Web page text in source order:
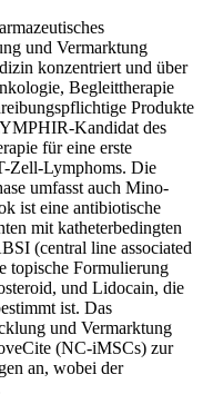
und Vermarktung
konzentriert und über
Begleittherapie
Produkte
Kandidat des
für eine erste
Zell-Lymphoms. Die
umfasst auch Mino-
ist eine antibiotische
mit katheterbedingten
(central line associated
topische Formulierung
und Lidocain, die
ist. Das
und Vermarktung
(NC-iMSCs) zur
an, wobei der